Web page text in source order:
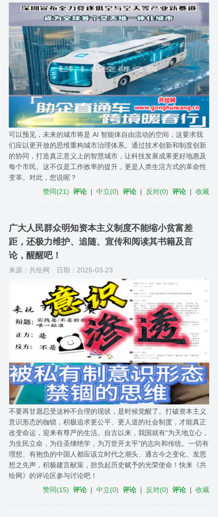
可以预见，未来的城市将是 AI 智能体自由流动的空间，这要求我
们应以更开放的思维重构城市治理体系。通过技术创新和制度创新
的协同，打造真正意义上的智慧城市，让科技发展成果更好地惠及
每个市民。这不仅是工作效率的提升，更是人类生活方式的革命性
变革。对此，您说呢？
赞同(21) 评论 |中立(0) 评论 | 反对(0) 评论 |收藏
广大人民群众明知资本主义制度不能缩小贫富差
距，还极力维护、追随、宣传和阅读其书籍及言
论，醒醒吧！
来源：共绘网 日期：2025-03-23
不要再甘愿忍受这种不合理的现状，是时候觉醒了。打破资本主义
意识形态的枷锁，积极追求更公平、更人道的社会制度，才能真正
改变命运，迎来有尊严的生活。自古以来，我国就有“为天地立心，
为生民立命，为往圣继绝学，为万世开太平”的志向和传统。一切有
理想、有抱负的中国人都应该立时代之潮头、通古今之变化、发思
想之先声，积极建言献策，担负起历史赋予的光荣使命！快来《共
绘网》的评论区参与讨论吧！
赞同(15) 评论 |中立(0) 评论 | 反对(0) 评论 |收藏